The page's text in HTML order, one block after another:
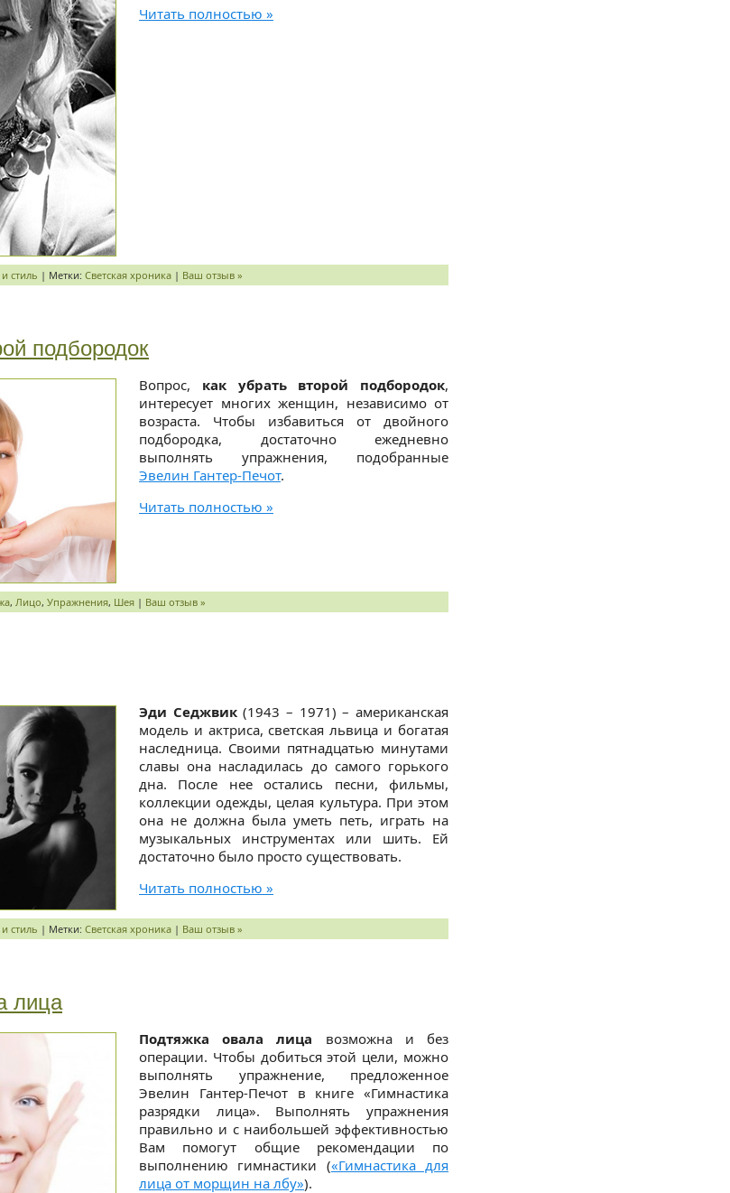
Читать полностью »
стиль | Метки: Светская хроника | Ваш отзыв »
подбородок
Вопрос, как убрать второй подбородок,
интересует многих женщин, независимо от
возраста. Чтобы избавиться от двойного
подбородка, достаточно ежедневно
выполнять упражнения, подобранные
Эвелин Гантер-Печот.
Читать полностью »
, Лицо, Упражнения, Шея | Ваш отзыв »
Эди Седжвик(1943 – 1971) – американская
модель и актриса, светская львица и богатая
наследница. Своими пятнадцатью минутами
славы она насладилась до самого горького
дна. После нее остались песни, фильмы,
коллекции одежды, целая культура. При этом
она не должна была уметь петь, играть на
музыкальных инструментах или шить. Ей
достаточно было просто существовать.
Читать полностью »
стиль | Метки: Светская хроника | Ваш отзыв »
лица
Подтяжка овала лица возможна и без
операции. Чтобы добиться этой цели, можно
выполнять упражнение, предложенное
Эвелин Гантер-Печот в книге «Гимнастика
разрядки лица». Выполнять упражнения
правильно и с наибольшей эффективностью
Вам помогут общие рекомендации по
выполнению гимнастики («Гимнастика для
лица от морщин на лбу»).